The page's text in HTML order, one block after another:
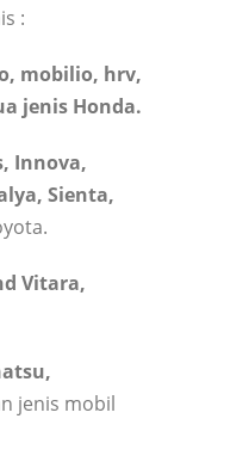
:
mobilio, hrv,
jenis Honda.
Innova,
Sienta,
Vitara,
jenis mobil